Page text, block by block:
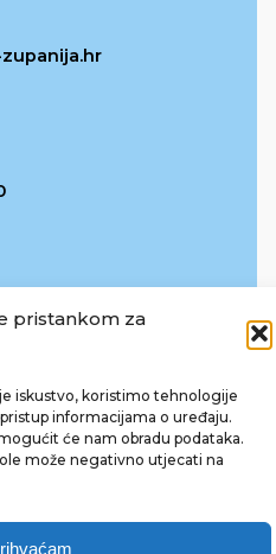
pristankom za
iskustvo, koristimo tehnologije
informacijama o uređaju.
će nam obradu podataka.
može negativno utjecati na
HRVATSKA